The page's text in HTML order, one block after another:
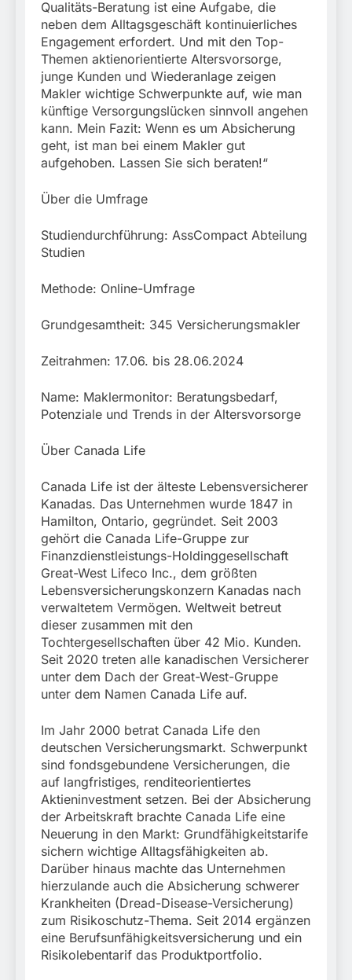
Qualitäts-Beratung ist eine Aufgabe, die
neben dem Alltagsgeschäft kontinuierliches
Engagement erfordert. Und mit den Top-
Themen aktienorientierte Altersvorsorge,
junge Kunden und Wiederanlage zeigen
Makler wichtige Schwerpunkte auf, wie man
künftige Versorgungslücken sinnvoll angehen
kann. Mein Fazit: Wenn es um Absicherung
geht, ist man bei einem Makler gut
aufgehoben. Lassen Sie sich beraten!“
Über die Umfrage
Studiendurchführung: AssCompact Abteilung
Studien
Methode: Online-Umfrage
Grundgesamtheit: 345 Versicherungsmakler
Zeitrahmen: 17.06. bis 28.06.2024
Name: Maklermonitor: Beratungsbedarf,
Potenziale und Trends in der Altersvorsorge
Über Canada Life
Canada Life ist der älteste Lebensversicherer
Kanadas. Das Unternehmen wurde 1847 in
Hamilton, Ontario, gegründet. Seit 2003
gehört die Canada Life-Gruppe zur
Finanzdienstleistungs-Holdinggesellschaft
Great-West Lifeco Inc., dem größten
Lebensversicherungskonzern Kanadas nach
verwaltetem Vermögen. Weltweit betreut
dieser zusammen mit den
Tochtergesellschaften über 42 Mio. Kunden.
Seit 2020 treten alle kanadischen Versicherer
unter dem Dach der Great-West-Gruppe
unter dem Namen Canada Life auf.
Im Jahr 2000 betrat Canada Life den
deutschen Versicherungsmarkt. Schwerpunkt
sind fondsgebundene Versicherungen, die
auf langfristiges, renditeorientiertes
Aktieninvestment setzen. Bei der Absicherung
der Arbeitskraft brachte Canada Life eine
Neuerung in den Markt: Grundfähigkeitstarife
sichern wichtige Alltagsfähigkeiten ab.
Darüber hinaus machte das Unternehmen
hierzulande auch die Absicherung schwerer
Krankheiten (Dread-Disease-Versicherung)
zum Risikoschutz-Thema. Seit 2014 ergänzen
eine Berufsunfähigkeitsversicherung und ein
Risikolebentarif das Produktportfolio.